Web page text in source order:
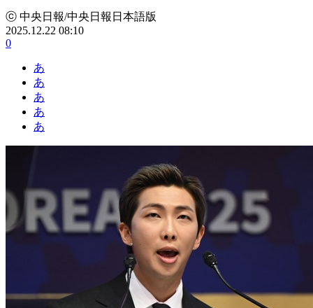
ⓒ 中央日報/中央日報日本語版
2025.12.22 08:10
0
あ
あ
あ
あ
あ